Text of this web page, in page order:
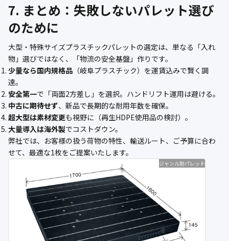
7. まとめ：失敗しないパレット選び
のために
大型・特殊サイズプラスチックパレットの選定は、単なる「入れ
物」選びではなく、「物流の安全基盤」作りです。
少量なら国内規格品 （岐阜プラスチック）を運賃込みで賢く調
達。
安全第一で「両面2方差し」を選択。ハンドリフト運用は避ける。
中古に期待せず、新品で長期的な耐用年数を確保。
超大型は素材変更も視野に（再生HDPE使用品の検討）。
大量導入は海外製でコストダウン。
弊社では、お客様の扱う荷物の特性、輸送ルート、ご予算に合わ
せて、最適な1枚をご提案いたします。
ジャンル別パレット